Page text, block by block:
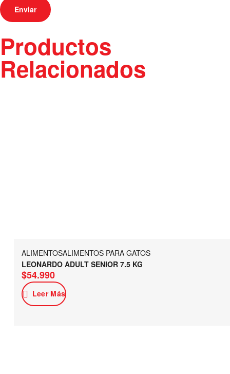
Productos
Relacionados
ALIMENTOSALIMENTOS PARA GATOS
LEONARDO ADULT SENIOR 7.5 KG
$54.990
Leer Más